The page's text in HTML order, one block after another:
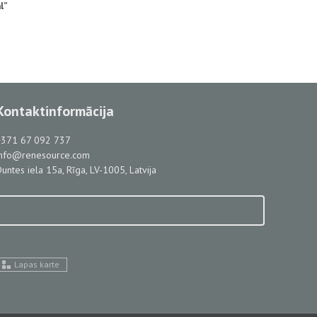
67 092 737
iela 15a, Rīga, LV-1005, Latvija
Lapas karte